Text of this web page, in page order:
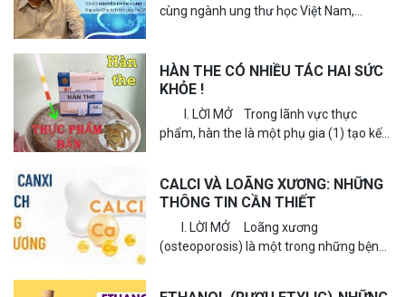
cùng ngành ung thư học Việt Nam,
HÀN THE CÓ NHIỀU TÁC HAI SỨC
KHỎE !
I. LỜI MỞ Trong lãnh vực thực
phẩm, hàn the là một phụ gia (1) tạo kết
CALCI VÀ LOÃNG XƯƠNG: NHỮNG
THÔNG TIN CẦN THIẾT
I. LỜI MỞ Loãng xương
(osteoporosis) là một trong những bệnh